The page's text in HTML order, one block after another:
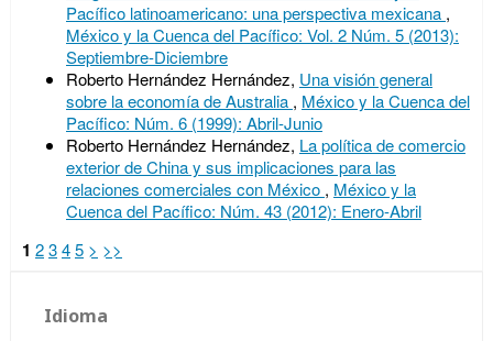
Pacífico latinoamericano: una perspectiva mexicana ,
México y la Cuenca del Pacífico: Vol. 2 Núm. 5 (2013):
Septiembre-Diciembre
Roberto Hernández Hernández, Una visión general
sobre la economía de Australia , México y la Cuenca del
Pacífico: Núm. 6 (1999): Abril-Junio
Roberto Hernández Hernández, La política de comercio
exterior de China y sus implicaciones para las
relaciones comerciales con México , México y la
Cuenca del Pacífico: Núm. 43 (2012): Enero-Abril
1 2345 > >>
Idioma